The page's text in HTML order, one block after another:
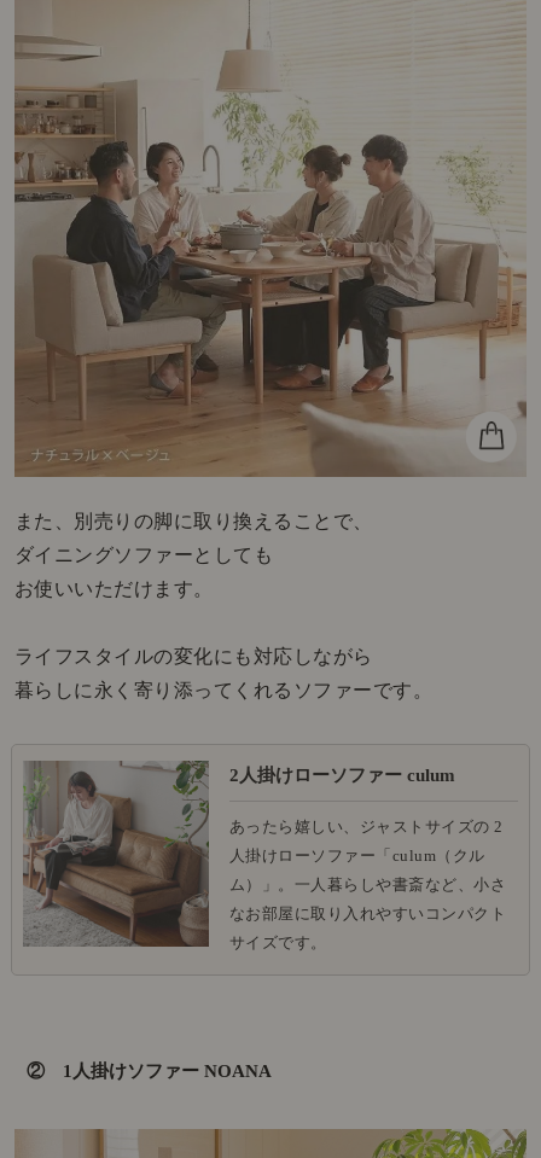
また、別売りの脚に取り換えることで、
ダイニングソファーとしても
お使いいただけます。
ライフスタイルの変化にも対応しながら
暮らしに永く寄り添ってくれるソファーです。
2人掛けローソファー culum
あったら嬉しい、ジャストサイズの 2
人掛けローソファー「culum（クル
ム）」。一人暮らしや書斎など、小さ
なお部屋に取り入れやすいコンパクト
サイズです。
② 1人掛けソファー NOANA